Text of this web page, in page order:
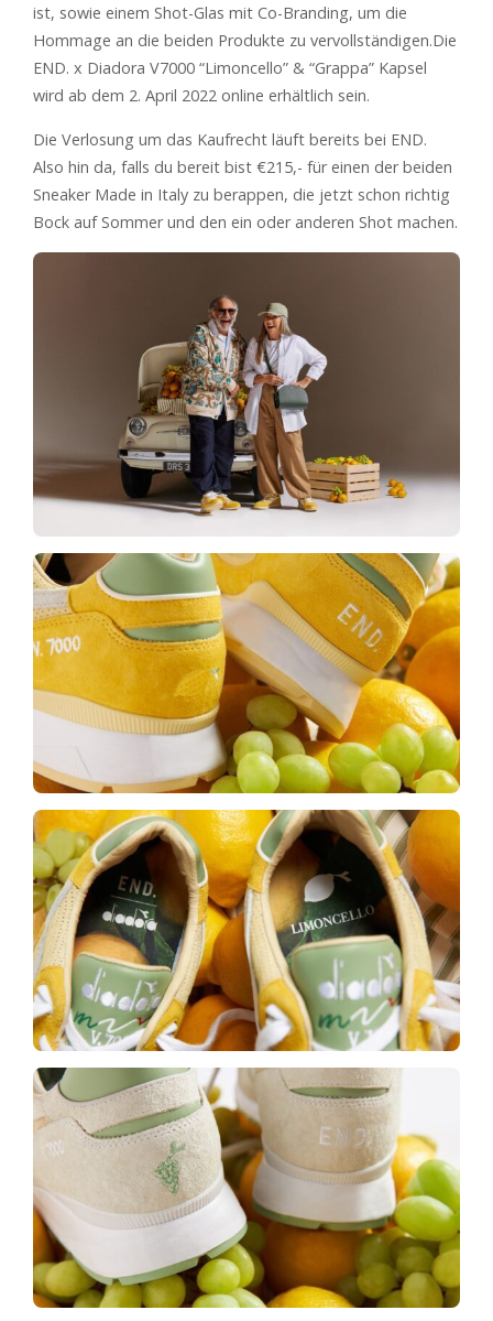
ist, sowie einem Shot-Glas mit Co-Branding, um die
Hommage an die beiden Produkte zu vervollständigen.Die
END. x Diadora V7000 “Limoncello” & “Grappa” Kapsel
wird ab dem 2. April 2022 online erhältlich sein.
Die Verlosung um das Kaufrecht läuft bereits bei END.
Also hin da, falls du bereit bist €215,- für einen der beiden
Sneaker Made in Italy zu berappen, die jetzt schon richtig
Bock auf Sommer und den ein oder anderen Shot machen.